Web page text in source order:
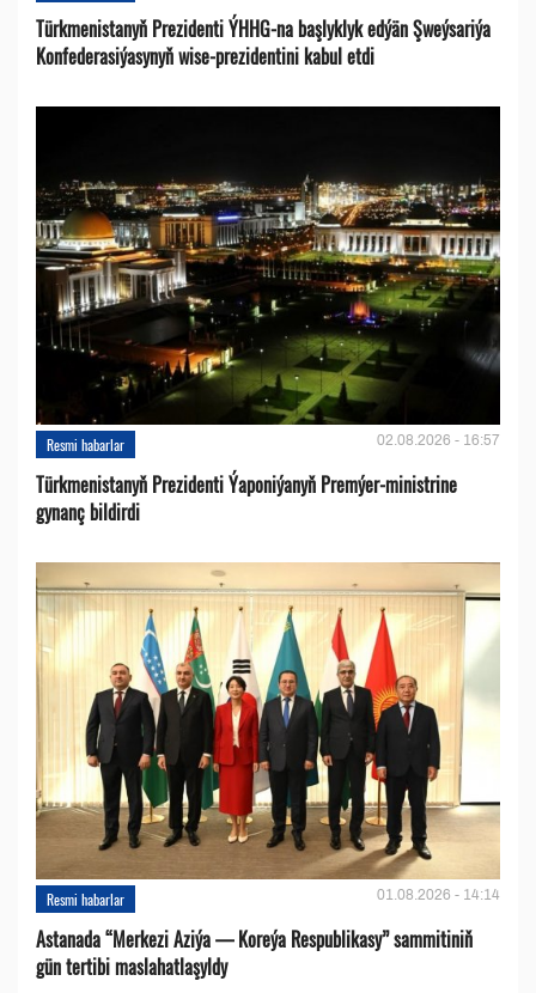
Türkmenistanyň Prezidenti ÝHHG-na başlyklyk edýän Şweýsariýa
Konfederasiýasynyň wise-prezidentini kabul etdi
Resmi habarlar 02.08.2026 - 16:57
Türkmenistanyň Prezidenti Ýaponiýanyň Premýer-ministrine
gynanç bildirdi
Resmi habarlar 01.08.2026 - 14:14
Astanada “Merkezi Aziýa — Koreýa Respublikasy” sammitiniň
gün tertibi maslahatlaşyldy